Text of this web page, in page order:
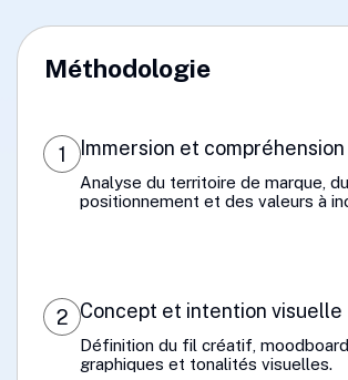
Méthodologie
1 Immersion et compréhension
Analyse du territoire de marque, du
positionnement et des valeurs à
2 Concept et intention visuelle
Définition du fil créatif,
graphiques et tonalités visuelles.